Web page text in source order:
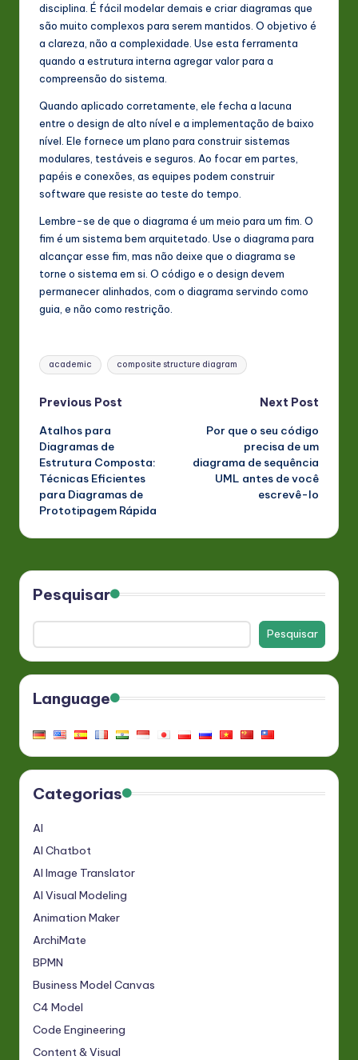
disciplina. É fácil modelar demais e criar diagramas que
são muito complexos para serem mantidos. O objetivo é
a clareza, não a complexidade. Use esta ferramenta
quando a estrutura interna agregar valor para a
compreensão do sistema.
Quando aplicado corretamente, ele fecha a lacuna
entre o design de alto nível e a implementação de baixo
nível. Ele fornece um plano para construir sistemas
modulares, testáveis e seguros. Ao focar em partes,
papéis e conexões, as equipes podem construir
software que resiste ao teste do tempo.
Lembre-se de que o diagrama é um meio para um fim. O
fim é um sistema bem arquitetado. Use o diagrama para
alcançar esse fim, mas não deixe que o diagrama se
torne o sistema em si. O código e o design devem
permanecer alinhados, com o diagrama servindo como
guia, e não como restrição.
Tags:
academic composite structure diagram
Post
navigation
Previous Post
Atalhos para
Diagramas de
Estrutura Composta:
Técnicas Eficientes
para Diagramas de
Prototipagem Rápida
Next Post
Por que o seu código
precisa de um
diagrama de sequência
UML antes de você
escrevê-lo
Pesquisar
Pesquisar
Language
Categorias
AI
AI Chatbot
AI Image Translator
AI Visual Modeling
Animation Maker
ArchiMate
BPMN
Business Model Canvas
C4 Model
Code Engineering
Content & Visual